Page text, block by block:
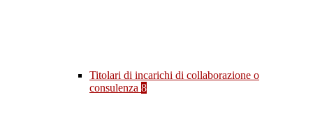
Titolari di incarichi di collaborazione o
consulenza 8